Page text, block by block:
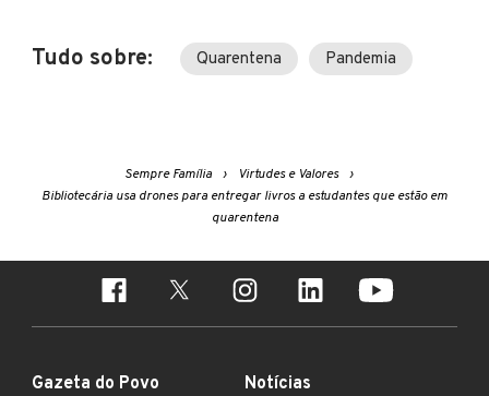
Tudo sobre: Quarentena Pandemia
Sempre Família
Virtudes e Valores
Bibliotecária usa drones para entregar livros a estudantes que estão em
quarentena
Gazeta do Povo Notícias